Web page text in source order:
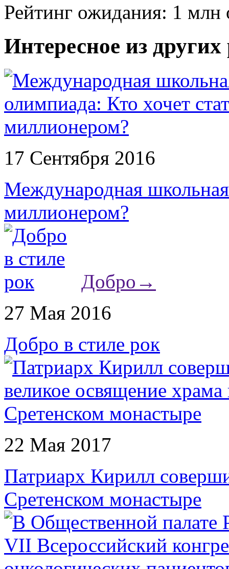
Рейтинг ожидания: 1 млн
Интересное из
17 Сентября 2016
Международная
миллионером?
Добро →
27 Мая 2016
Добро в стиле рок
22 Мая 2017
Патриарх Кирилл
Сретенском монастыре